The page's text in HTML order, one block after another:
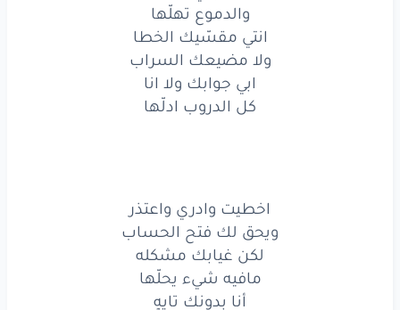
القمرمنيوم
وانا عيوني كلليله
والدموع تهلّها
انتيمقسّيكالخطا
مضيعكالسراب
ابيجوابكولا
والدموع تهلّها
انتي مقسّيك الخطا
ولا مضيعك السراب
ابي جوابك ولا انا
كل الدروب ادلّها
اخطيت وادري واعتذر
ويحق لك فتح الحساب
لكن غيابك مشكله
مافيه شيء يحلّها
أنا بدونك تايهٍ